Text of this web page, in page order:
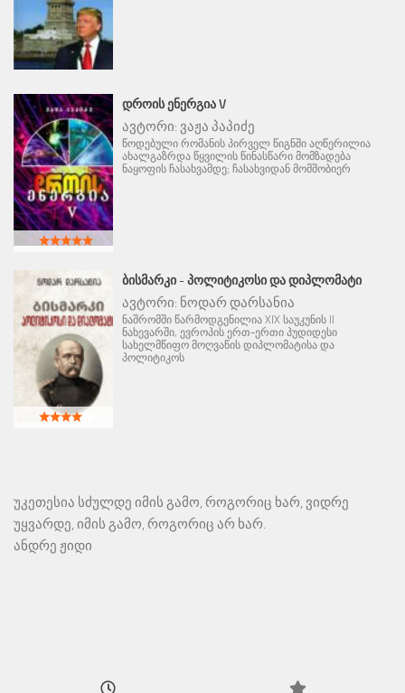
ᲓᲠᲝᲘᲡ ᲔᲜᲔᲠᲒᲘᲐ V
ავტორი: ვაჟა პაპიძე
წოდებული რომანის პირველ წიგნში აღწერილია
ახალგაზრდა წყვილის წინასწარი მომზადება
ნაყოფის ჩასახვამდე; ჩასახვიდან მომშობიერ
ᲑᲘᲡᲛᲐᲠᲙᲘ - ᲞᲝᲚᲘᲢᲘᲙᲝᲡᲘ ᲓᲐ ᲓᲘᲞᲚᲝᲛᲐᲢᲘ
ავტორი: ნოდარ დარსანია
ნაშრომში წარმოდგენილია XIX საუკუნის II
ნახევარში, ევროპის ერთ-ერთი პუდიდესი
სახელმწიფო მოღვაწის დიპლომატისა და
პოლიტიკოს
უკეთესია სძულდე იმის გამო, როგორიც ხარ, ვიდრე
უყვარდე, იმის გამო, როგორიც არ ხარ.
ანდრე ჟიდი